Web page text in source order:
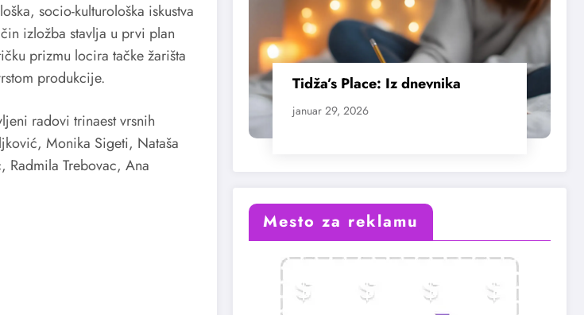
socio-kulturološka iskustva
izložba stavlja u prvi plan
prizmu locira tačke žarišta
produkcije.
radovi trinaest vrsnih
Monika Sigeti, Nataša
Radmila Trebovac, Ana
Tidža’s Place: Iz dnevnika
januar 29, 2026
Mesto za reklamu